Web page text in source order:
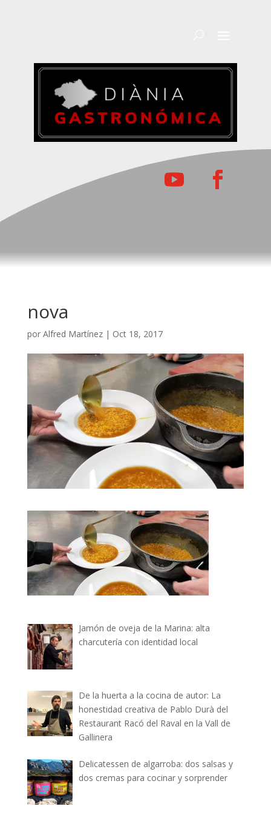
nova
por Alfred Martínez| Oct 18, 2017
Jamón de oveja de la Marina: alta
charcutería con identidad local
De la huerta a la cocina de autor: La
honestidad creativa de Pablo Durà del
Restaurant Racó del Raval en la Vall de
Gallinera
Delicatessen de algarroba: dos salsas y
dos cremas para cocinar y sorprender